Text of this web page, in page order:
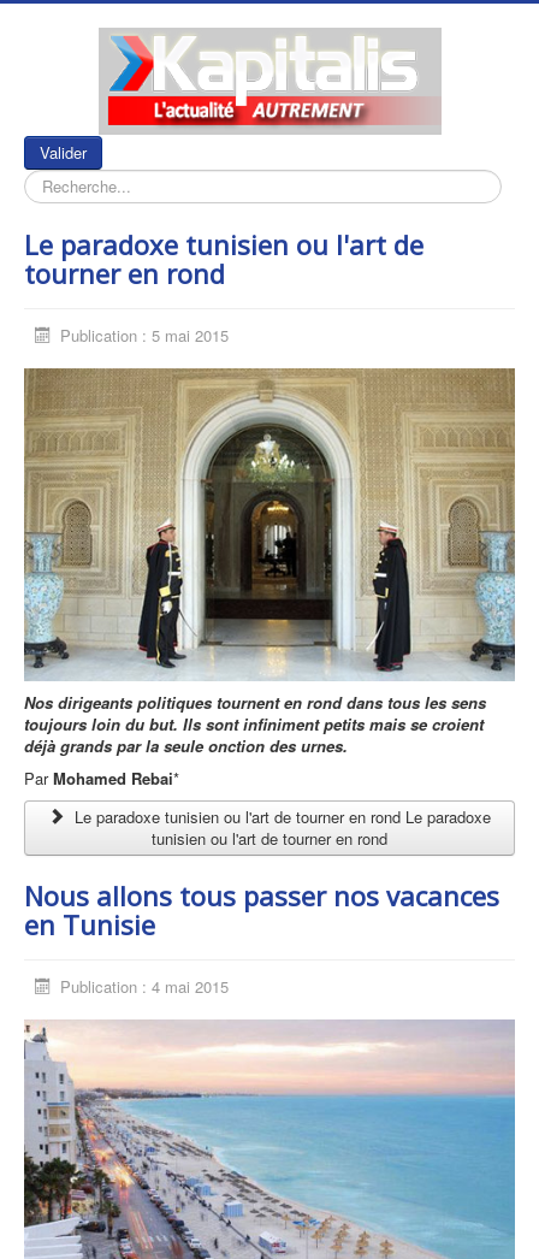
Valider
Le paradoxe tunisien ou l'art de
tourner en rond
Publication : 5 mai 2015
Nos dirigeants politiques tournent en rond dans tous les sens
toujours loin du but. Ils sont infiniment petits mais se croient
déjà grands par la seule onction des urnes.
ParMohamed Rebai*
Le paradoxe tunisien ou l'art de tourner en rond Le paradoxe
tunisien ou l'art de tourner en rond
Nous allons tous passer nos vacances
en Tunisie
Publication : 4 mai 2015